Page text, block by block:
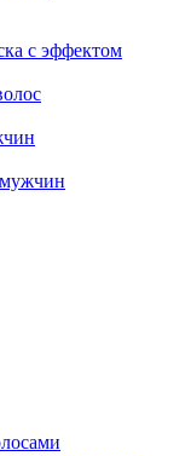
с эффектом
мужчин